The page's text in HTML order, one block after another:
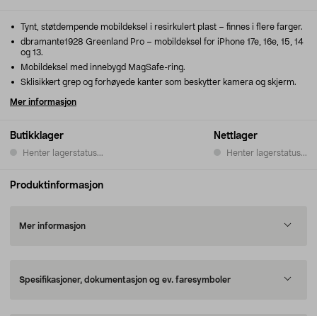
Butikklager
Henter lagerstatus...
Nettlager
Henter lagerstatus...
Tynt, støtdempende mobildeksel i resirkulert plast – finnes i flere farger.
dbramante1928 Greenland Pro – mobildeksel for iPhone 17e, 16e, 15, 14
og 13.
Mobildeksel med innebygd MagSafe-ring.
Sklisikkert grep og forhøyede kanter som beskytter kamera og skjerm.
Mer informasjon
Produktinformasjon
Mer informasjon
Spesifikasjoner, dokumentasjon og ev. faresymboler